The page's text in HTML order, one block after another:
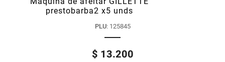
prestobarba2 x5 unds
PLU: 125845
$ 13.200